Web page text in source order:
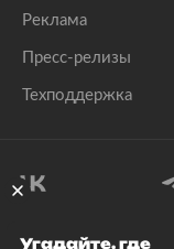
Реклама
Пресс-релизы
Техподдержка
Угадайте, где